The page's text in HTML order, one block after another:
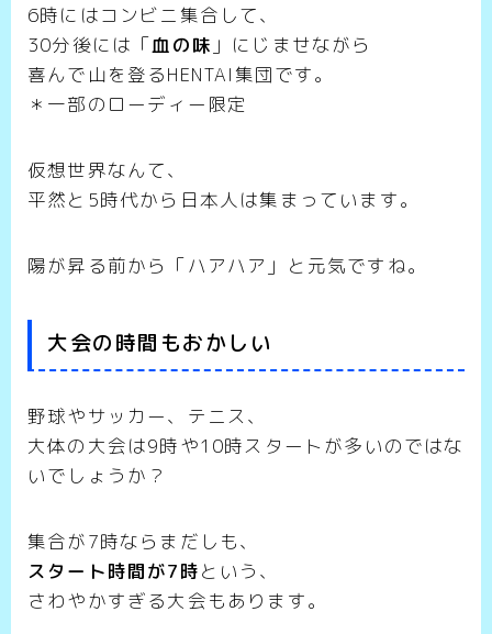
6時にはコンビニ集合して、
30分後には「血の味 」にじませながら
喜んで山を登るHENTAI集団です。
＊一部のローディー限定
仮想世界なんて、
平然と5時代から日本人は集まっています。
陽が昇る前から「ハアハア」と元気ですね。
大会の時間もおかしい
野球やサッカー、テニス、
大体の大会は9時や10時スタートが多いのではな
いでしょうか？
集合が7時ならまだしも、
スタート時間が7時という、
さわやかすぎる大会もあります。